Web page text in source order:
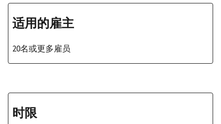
适用的雇主
20名或更多雇员
时限